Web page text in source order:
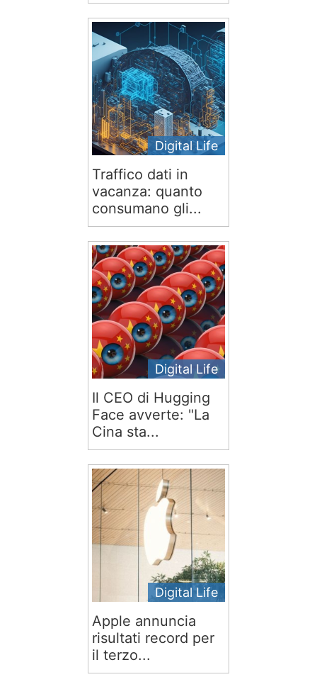
Digital Life
Traffico dati in
vacanza: quanto
consumano gli...
Digital Life
Il CEO di Hugging
Face avverte: "La
Cina sta...
Digital Life
Apple annuncia
risultati record per
il terzo...